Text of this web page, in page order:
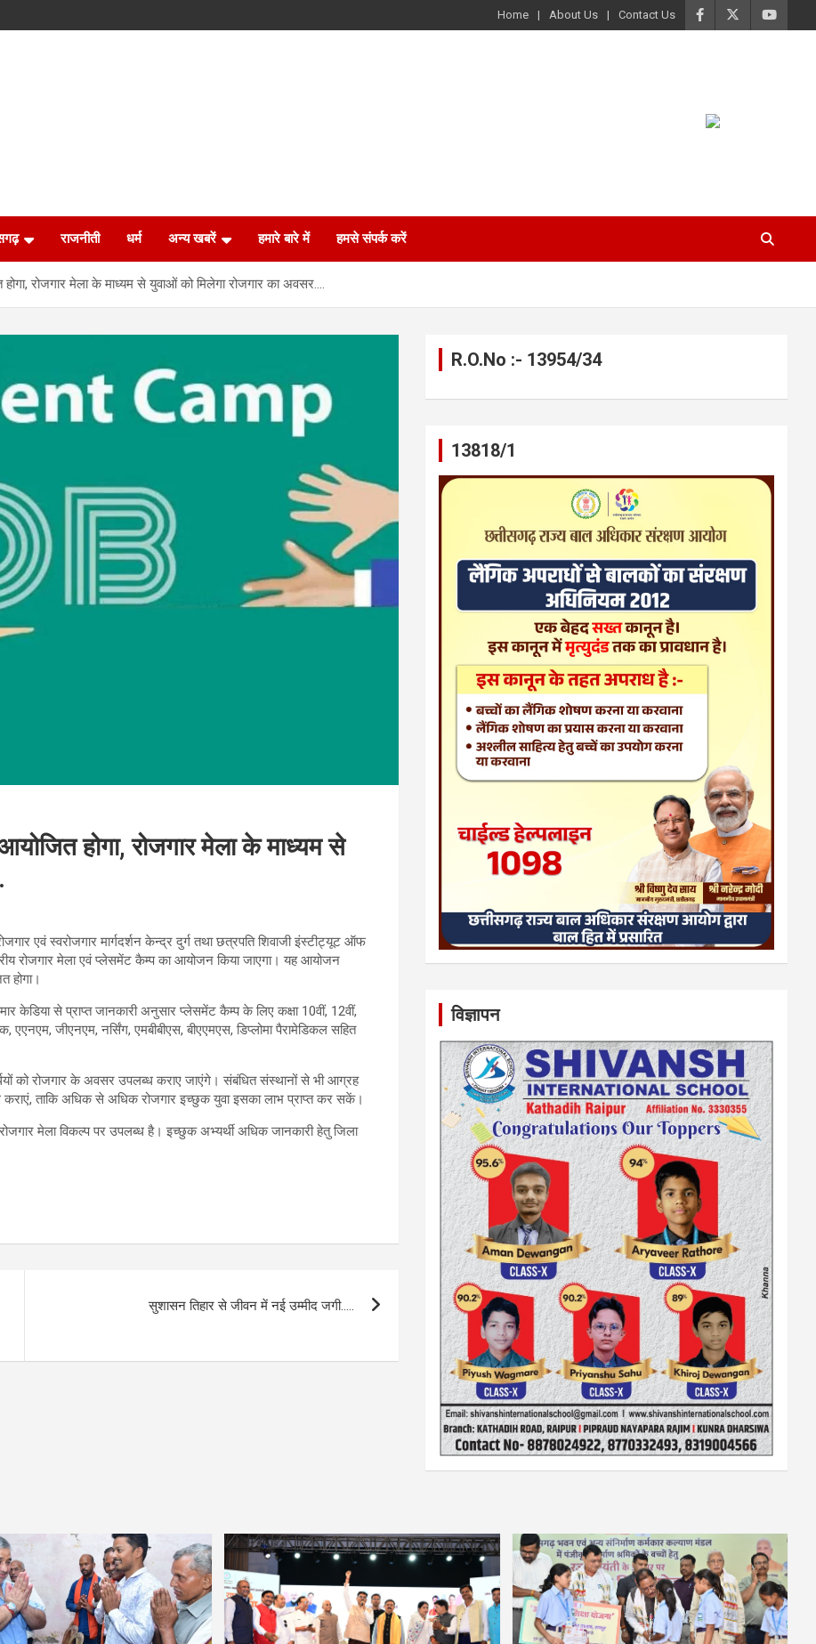
Home About Us Contact Us
राजनीती धर्म अन्य खबरें हमारे बारे में हमसे संपर्क करें
रोजगार मेला के माध्यम से युवाओं को मिलेगा रोजगार का अवसर….
होगा, रोजगार मेला के माध्यम से
एवं स्वरोजगार मार्गदर्शन केन्द्र दुर्ग तथा छत्रपति शिवाजी इंस्टीट्यूट ऑफ
रोजगार मेला एवं प्लेसमेंट कैम्प का आयोजन किया जाएगा। यह आयोजन
होगा।
केडिया से प्राप्त जानकारी अनुसार प्लेसमेंट कैम्प के लिए कक्षा 10वीं, 12वीं,
एएनएम, जीएनएम, नर्सिंग, एमबीबीएस, बीएएमएस, डिप्लोमा पैरामेडिकल सहित
को रोजगार के अवसर उपलब्ध कराए जाएंगे। संबंधित संस्थानों से भी आग्रह
कराएं, ताकि अधिक से अधिक रोजगार इच्छुक युवा इसका लाभ प्राप्त कर सकें।
मेला विकल्प पर उपलब्ध है। इच्छुक अभ्यर्थी अधिक जानकारी हेतु जिला
सुशासन तिहार से जीवन में नई उम्मीद जगी…..
R.O.No :- 13954/34
13818/1
विज्ञापन